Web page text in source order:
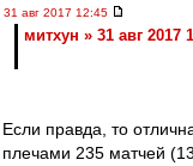
31 авг 2017 12:45
митхун » 31 авг 2017
Если правда, то
плечами 235 матчей